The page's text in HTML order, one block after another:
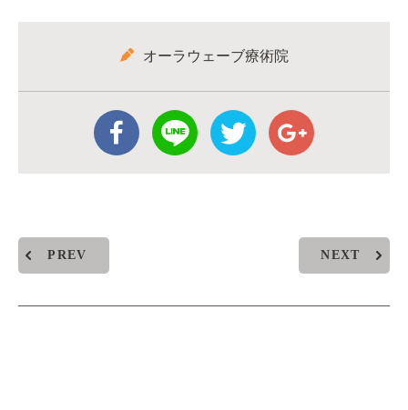
オーラウェーブ療術院
PREV NEXT